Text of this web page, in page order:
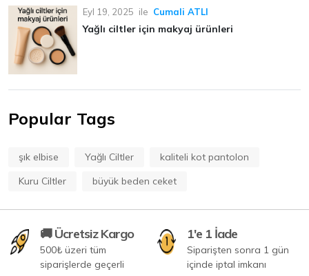
Eyl 19, 2025 ile Cumali ATLI
Yağlı ciltler için makyaj ürünleri
Popular Tags
şık elbise Yağlı Ciltler
kaliteli kot pantolon
Kuru Ciltler
büyük beden ceket
🚚 Ücretsiz Kargo
500₺ üzeri tüm
siparişlerde geçerli
1'e 1 İade
Siparişten sonra 1 gün
içinde iptal imkanı